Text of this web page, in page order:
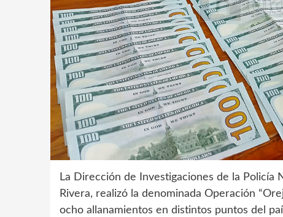
La Dirección de Investigaciones de la Policía
Rivera, realizó la denominada Operación
ocho allanamientos en distintos puntos del